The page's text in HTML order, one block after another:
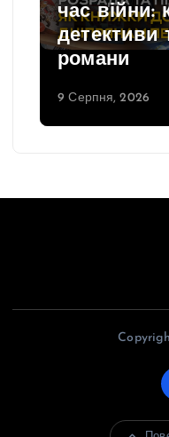
час війни:
детективи
романи
9 Серпня, 2026